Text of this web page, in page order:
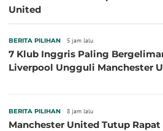
United
BERITA PILIHAN 5 jam lalu
7 Klub Inggris Paling
Liverpool Ungguli Manchester
BERITA PILIHAN 8 jam lalu
Manchester United Tutup